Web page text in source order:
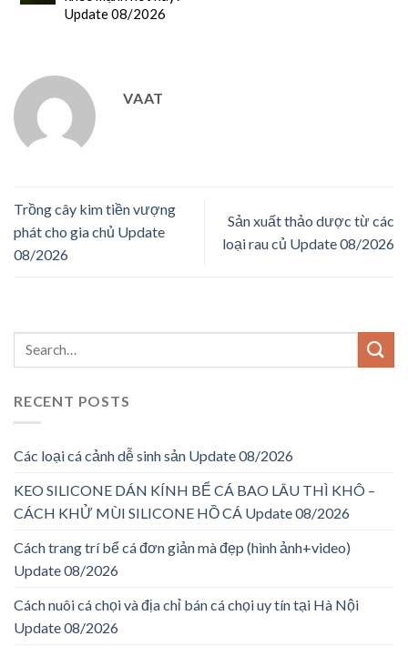
Update 08/2026
VAAT
Trồng cây kim tiền vượng
phát cho gia chủ Update
08/2026
Sản xuất thảo dược từ các
loại rau củ Update 08/2026
RECENT POSTS
Các loại cá cảnh dễ sinh sản Update 08/2026
KEO SILICONE DÁN KÍNH BỂ CÁ BAO LÂU THÌ KHÔ –
CÁCH KHỬ MÙI SILICONE HỒ CÁ Update 08/2026
Cách trang trí bể cá đơn giản mà đẹp (hình ảnh+video)
Update 08/2026
Cách nuôi cá chọi và địa chỉ bán cá chọi uy tín tại Hà Nội
Update 08/2026